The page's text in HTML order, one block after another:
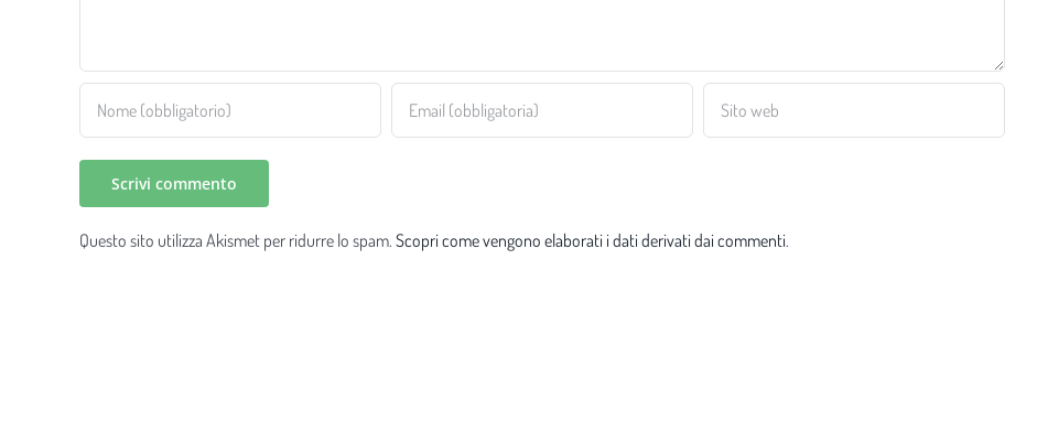
Questo sito utilizza Akismet per ridurre lo spam. Scopri come vengono elaborati i dati derivati dai commenti.